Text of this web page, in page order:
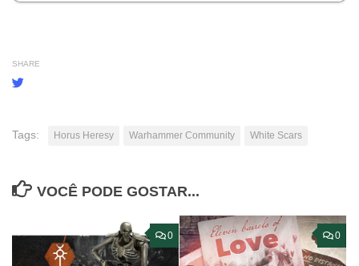
SHARE
Tags: Horus Heresy Warhammer Community White Scars
VOCÊ PODE GOSTAR...
0 0